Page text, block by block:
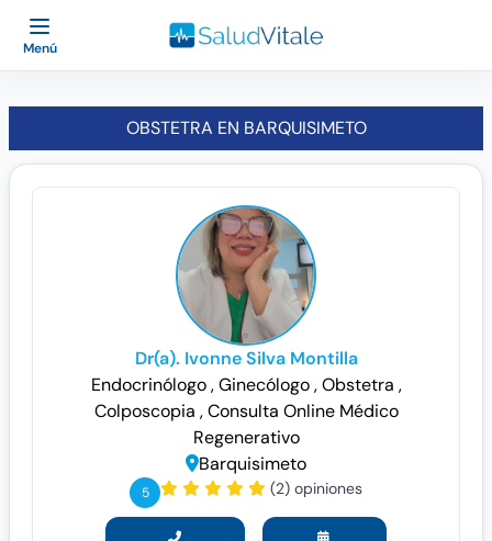
Menú
OBSTETRA EN BARQUISIMETO
Dr(a). Ivonne Silva Montilla
Endocrinólogo, Ginecólogo, Obstetra ,
Colposcopia , Consulta Online Médico
Regenerativo
Barquisimeto
5 (2) opiniones